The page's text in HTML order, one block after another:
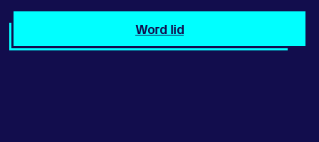
Word lid